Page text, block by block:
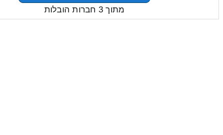
מתוך 3 חברות הובלות